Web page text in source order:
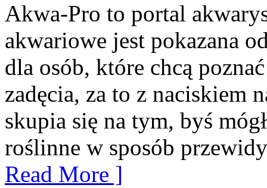
Akwa-Pro to portal
akwariowe jest pokazana
dla osób, które chcą
zadęcia, za to z naciskiem
skupia się na tym, byś
roślinne w sposób
Read More ]